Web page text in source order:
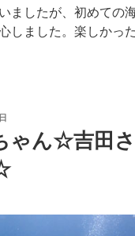
ましたが、初めての
しました。楽しかっ
ゃん☆吉田